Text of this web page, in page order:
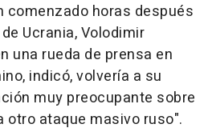
comenzado horas después
Ucrania, Volodimir
una rueda de prensa en
indicó, volvería a su
muy preocupante sobre
otro ataque masivo ruso".